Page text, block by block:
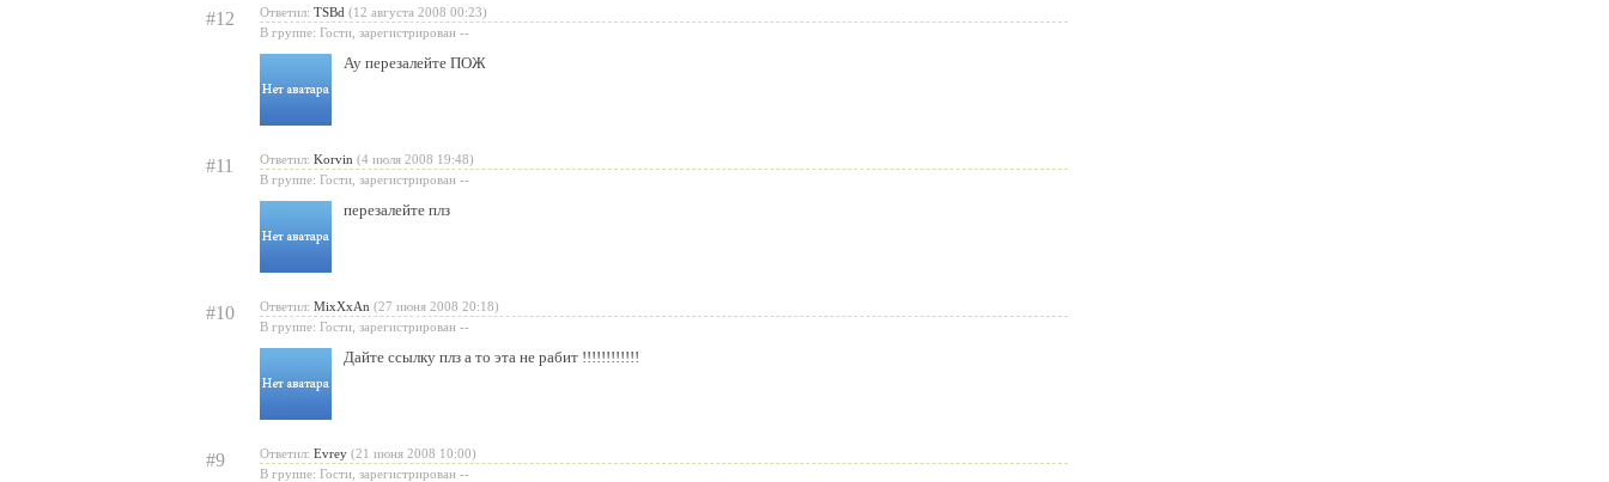
#12 Ответил: TSBd (12 августа 2008 00:23)
В группе: Гости, зарегистрирован --
Ау перезалейте ПОЖ
#11 Ответил: Korvin (4 июля 2008 19:48)
В группе: Гости, зарегистрирован --
перезалейте плз
#10 Ответил: MixXxAn (27 июня 2008 20:18)
В группе: Гости, зарегистрирован --
Дайте ссылку плз а то эта не рабит !!!!!!!!!!!!
#9 Ответил: Evrey (21 июня 2008 10:00)
В группе: Гости, зарегистрирован --